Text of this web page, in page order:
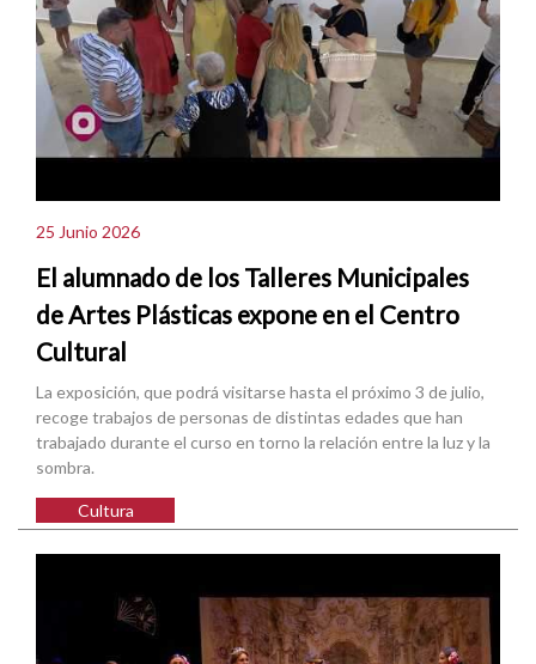
25 Junio 2026
El alumnado de los Talleres Municipales
de Artes Plásticas expone en el Centro
Cultural
La exposición, que podrá visitarse hasta el próximo 3 de julio,
recoge trabajos de personas de distintas edades que han
trabajado durante el curso en torno la relación entre la luz y la
sombra.
Cultura